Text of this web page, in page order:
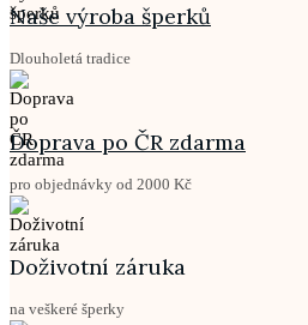
Naše výroba šperků
Dlouholetá tradice
Doprava po ČR zdarma
pro objednávky od 2000 Kč
Doživotní záruka
na veškeré šperky